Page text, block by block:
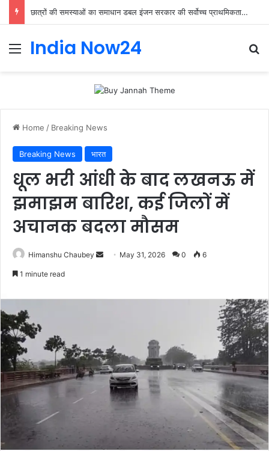
छात्रों की समस्याओं का समाधान डबल इंजन सरकार की सर्वोच्च प्राथमिकता केशव प्रसाद मौर्या
India Now24
Home / Breaking News
Breaking News भारत
धूल भरी आंधी के बाद लखनऊ में
झमाझम बारिश, कई जिलों में
अचानक बदला मौसम
Himanshu Chaubey May 31, 2026 0 6
1 minute read